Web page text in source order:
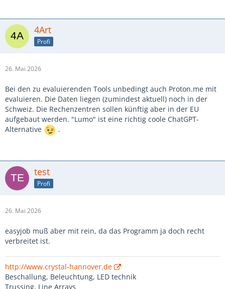
4Art
Profi
26. Mai 2026
Bei den zu evaluierenden Tools unbedingt auch Proton.me mit
evaluieren. Die Daten liegen (zumindest aktuell) noch in der
Schweiz. Die Rechenzentren sollen künftig aber in der EU
aufgebaut werden. "Lumo" ist eine richtig coole ChatGPT-
Alternative
.
test
Profi
26. Mai 2026
easyjob muß aber mit rein, da das Programm ja doch recht
verbreitet ist.
http://www.crystal-hannover.de
Beschallung, Beleuchtung, LED technik
Trussing, Line Arrays